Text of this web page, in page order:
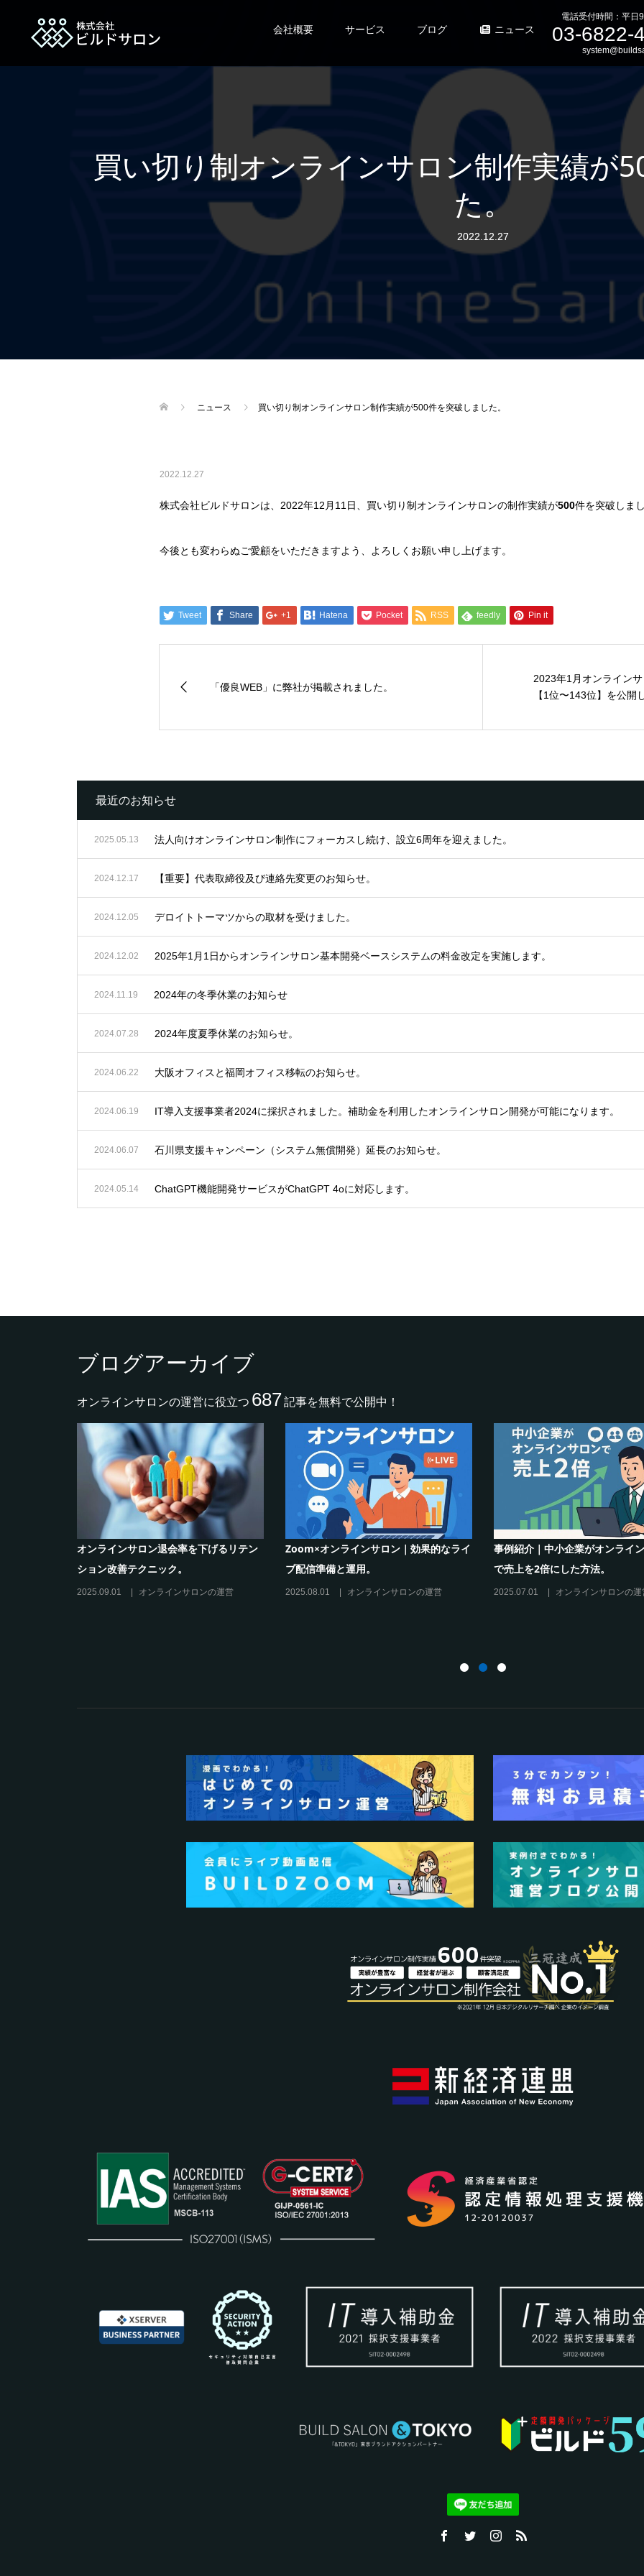
会社概要 サービス ブログ ニュース
電話受付時間：平日
03-6822-
買い切り制オンラインサロン制作実績が
た。
2022.12.27
ニュース 買い切り制オンラインサロン制作実績が500件を突破しました。
2022.12.27
株式会社ビルドサロンは、2022年12月11日、買い切り制オンラインサロンの制作実績が500件を突破しま
今後とも変わらぬご愛顧をいただきますよう、よろしくお願い申し上げます。
Tweet Share +1 Hatena Pocket RSS feedly Pin it
「優良WEB」に弊社が掲載されました。
2023年1月オンライン
【1位〜143位】を公開
最近のお知らせ
2025.05.13 法人向けオンラインサロン制作にフォーカスし続け、設立6周年を迎えました。
2024.12.17 【重要】代表取締役及び連絡先変更のお知らせ。
2024.12.05 デロイトトーマツからの取材を受けました。
2024.12.02 2025年1月1日からオンラインサロン基本開発ベースシステムの料金改定を実施します。
2024.11.19 2024年の冬季休業のお知らせ
2024.07.28 2024年度夏季休業のお知らせ。
2024.06.22 大阪オフィスと福岡オフィス移転のお知らせ。
2024.06.19 IT導入支援事業者2024に採択されました。補助金を利用したオンラインサロン開発が可能になります。
2024.06.07 石川県支援キャンペーン（システム無償開発）延長のお知らせ。
2024.05.14 ChatGPT機能開発サービスがChatGPT 4oに対応します。
ブログアーカイブ
オンラインサロンの運営に役立つ 687記事を無料で公開中！
シリーズ連載【運営者のお悩み解決】コ
コがポイント！リスキリングサロン運営
必須3箇条
オンラインサロンでの”学び”がこれから
のリスキリングを先導すると言えるこれ
だけの”理由”
シリーズ連載【運営者のお悩み
現存のオンラインサロンをリス
に活用するには？